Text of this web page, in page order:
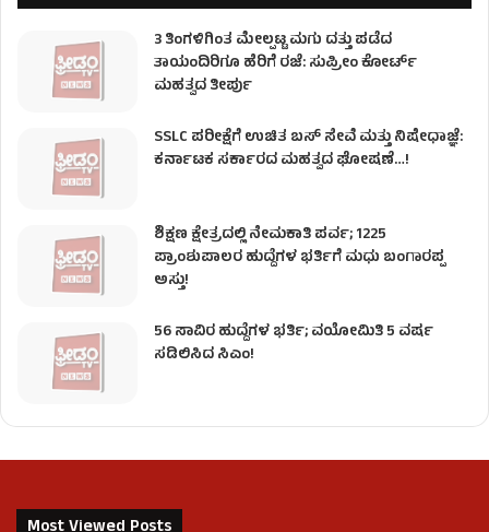
3 ತಿಂಗಳಿಗಿಂತ ಮೇಲ್ಪಟ್ಟ ಮಗು ದತ್ತು ಪಡೆದ
ತಾಯಂದಿರಿಗೂ ಹೆರಿಗೆ ರಜೆ: ಸುಪ್ರೀಂ ಕೋರ್ಟ್
ಮಹತ್ವದ ತೀರ್ಪು
SSLC ಪರೀಕ್ಷೆಗೆ ಉಚಿತ ಬಸ್ ಸೇವೆ ಮತ್ತು ನಿಷೇಧಾಜ್ಞೆ:
ಕರ್ನಾಟಕ ಸರ್ಕಾರದ ಮಹತ್ವದ ಘೋಷಣೆ…!
ಶಿಕ್ಷಣ ಕ್ಷೇತ್ರದಲ್ಲಿ ನೇಮಕಾತಿ ಪರ್ವ; 1225
ಪ್ರಾಂಶುಪಾಲರ ಹುದ್ದೆಗಳ ಭರ್ತಿಗೆ ಮಧು ಬಂಗಾರಪ್ಪ
ಅಸ್ತು!
56 ಸಾವಿರ ಹುದ್ದೆಗಳ ಭರ್ತಿ; ವಯೋಮಿತಿ 5 ವರ್ಷ
ಸಡಿಲಿಸಿದ ಸಿಎಂ!